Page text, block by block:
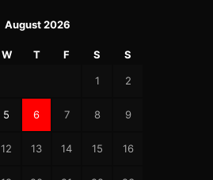
August 2026
W T F S S
1 2
5 6 7 8 9
12 13 14 15 16